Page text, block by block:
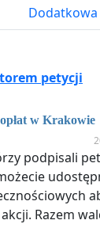
petycji
w Krakowie
podpisali
Razem